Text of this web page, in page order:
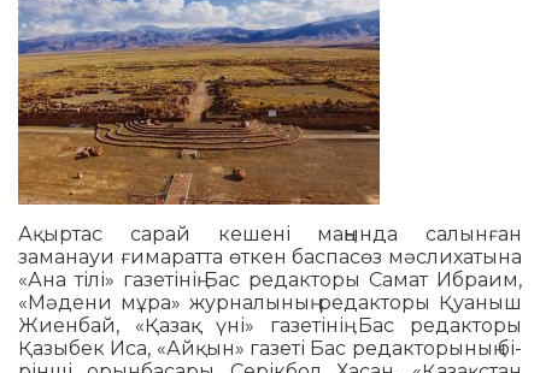
Ақыртас сарай кешені маңында са­лынған
заманауи ғимаратта өткен бас­пасөз мәслихатына
«Ана тілі» га­зе­тінің Бас редакторы Самат Иб­раим,
«Мә­дени мұра» журналының редак­торы Қуаныш
Жиенбай, «Қазақ үні» газетінің Бас редакторы
Қазыбек Иса, «Айқын» газеті Бас редакторының бі­